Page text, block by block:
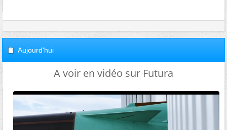
Aujourd'hui
A voir en vidéo sur Futura